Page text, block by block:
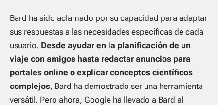
Bard ha sido aclamado por su capacidad para adaptar
sus respuestas a las necesidades específicas de cada
usuario. Desde ayudar en la planificación de un
viaje con amigos hasta redactar anuncios para
portales online o explicar conceptos científicos
complejos, Bard ha demostrado ser una herramienta
versátil. Pero ahora, Google ha llevado a Bard al